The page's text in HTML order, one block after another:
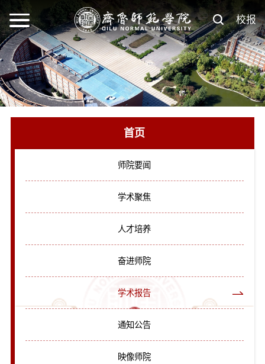
校报
首页
师院要闻
学术聚焦
人才培养
奋进师院
学术报告
通知公告
映像师院